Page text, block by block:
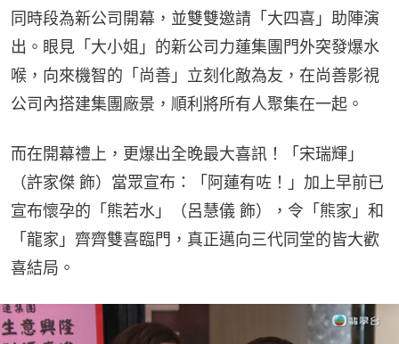
同時段為新公司開幕，並雙雙邀請「大四喜」助陣演
出。眼見「大小姐」的新公司力蓮集團門外突發爆水
喉，向來機智的「尚善」立刻化敵為友，在尚善影視
公司內搭建集團廠景，順利將所有人聚集在一起。
而在開幕禮上，更爆出全晚最大喜訊！「宋瑞輝」
（許家傑 飾）當眾宣布：「阿蓮有咗！」加上早前已
宣布懷孕的「熊若水」（呂慧儀 飾），令「熊家」和
「龍家」齊齊雙喜臨門，真正邁向三代同堂的皆大歡
喜結局。